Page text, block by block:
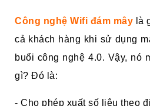
Công nghệ Wifi đám mây là
cả khách hàng khi sử dụng
buổi công nghệ 4.0. Vậy, nó
gì? Đó là:
- Cho phép xuất số liệu theo